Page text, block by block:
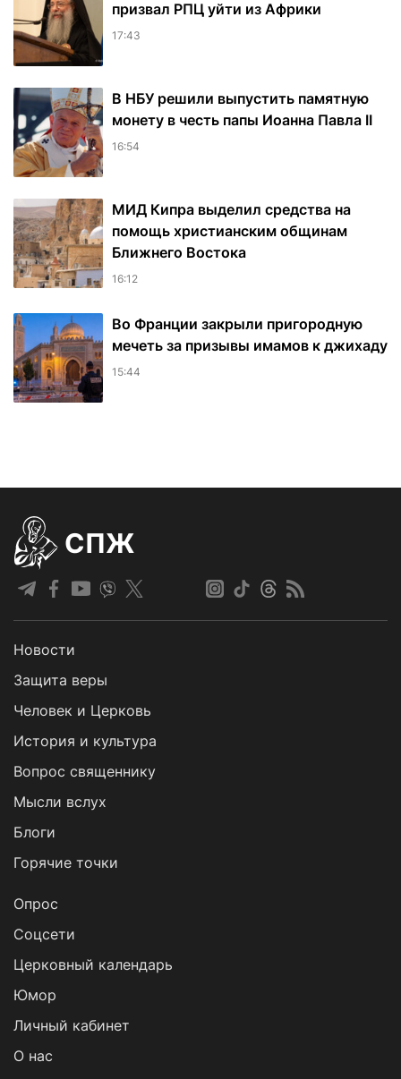
призвал РПЦ уйти из Африки
17:43
В НБУ решили выпустить памятную
монету в честь папы Иоанна Павла II
16:54
МИД Кипра выделил средства на
помощь христианским общинам
Ближнего Востока
16:12
Во Франции закрыли пригородную
мечеть за призывы имамов к джихаду
15:44
СПЖ
Новости
Защита веры
Человек и Церковь
История и культура
Вопрос священнику
Мысли вслух
Блоги
Горячие точки
Опрос
Cоцсети
Церковный календарь
Юмор
Личный кабинет
О нас